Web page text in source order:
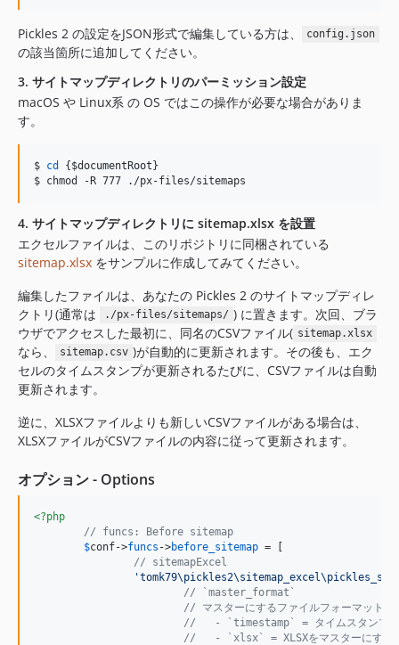
Pickles 2 の設定をJSON形式で編集している方は、 config.json
の該当箇所に追加してください。
3. サイトマップディレクトリのパーミッション設定
macOS や Linux系 の OS ではこの操作が必要な場合がありま
す。
$ cd {$documentRoot}
$ chmod -R 777 ./px-files/sitemaps
4. サイトマップディレクトリに sitemap.xlsx を設置
エクセルファイルは、このリポジトリに同梱されている
sitemap.xlsx をサンプルに作成してみてください。
編集したファイルは、あなたの Pickles 2 のサイトマップディレ
クトリ(通常は
./px-files/sitemaps/ ) に置きます。次回、ブラ
ウザでアクセスした最初に、同名のCSVファイル( sitemap.xlsx
なら、 sitemap.csv )が自動的に更新されます。その後も、エク
セルのタイムスタンプが更新されるたびに、CSVファイルは自動
更新されます。
逆に、XLSXファイルよりも新しいCSVファイルがある場合は、
XLSXファイルがCSVファイルの内容に従って更新されます。
オプション - Options
<?php
// funcs: Before sitemap
$conf->funcs ->before_sitemap = [
// sitemapExcel
// `master_format`
// マスターにするファイルフォーマットを
//   - `timestamp` = タイムスタンプが
//   - `xlsx` = XLSXをマスターにする